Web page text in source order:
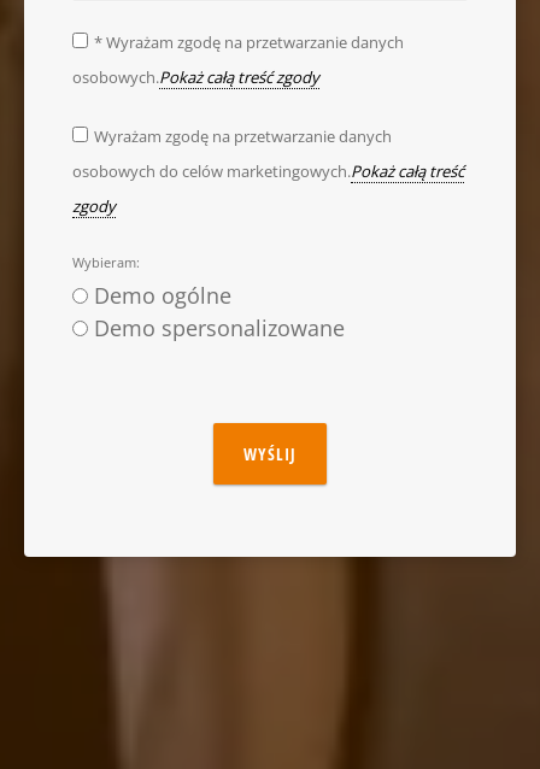
* Wyrażam zgodę na przetwarzanie danych
osobowych.Pokaż całą treść zgody
Wyrażam zgodę na przetwarzanie danych
osobowych do celów marketingowych.Pokaż całą treść
zgody
Wybieram:
Demo ogólne
Demo spersonalizowane
WYŚLIJ